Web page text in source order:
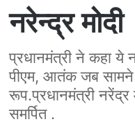
नरेन्द्र मोदी
प्रधानमंत्री ने कहा ये
पीएम, आतंक जब सामने
रूप.प्रधानमंत्री नरेंद्र
समर्पित .